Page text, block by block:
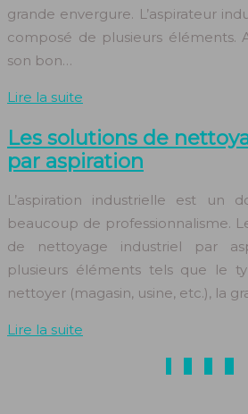
grande envergure. L’aspirateur
composé de plusieurs éléments.
son bon…
Lire la suite
Les solutions de
par aspiration
L’aspiration industrielle est un
beaucoup de professionnalisme.
de nettoyage industriel par
plusieurs éléments tels que le
nettoyer (magasin, usine, etc.), la
Lire la suite